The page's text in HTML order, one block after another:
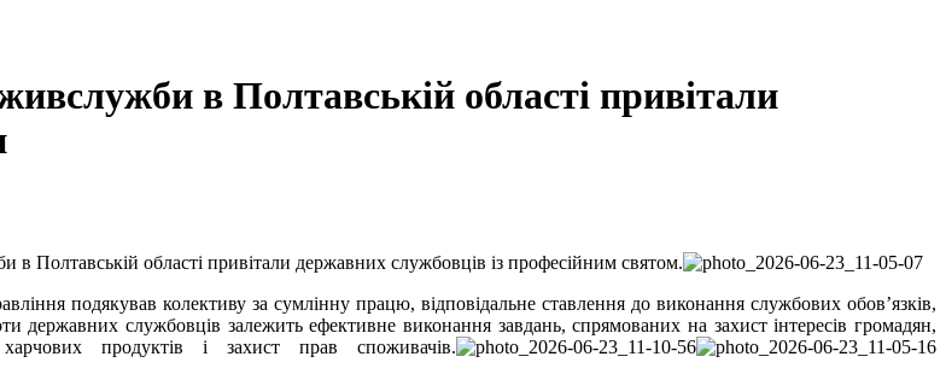
в Полтавській області привітали
області привітали державних службовців із професійним святом.
подякував колективу за сумлінну працю, відповідальне ставлення до виконання службових обов’язків,
державних службовців залежить ефективне виконання завдань, спрямованих на захист інтересів громадян,
харчових продуктів і захист прав споживачів.